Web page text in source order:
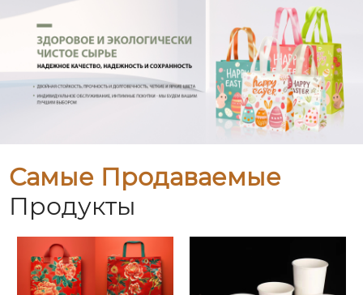
Самые Продаваемые
Продукты